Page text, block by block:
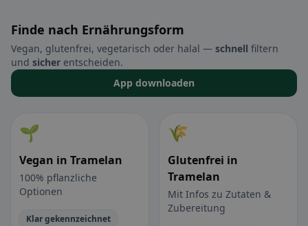
Finde nach Ernährungsform
Vegan, glutenfrei, vegetarisch oder halal — schnell filtern
und sicher entscheiden.
App downloaden
🌱
Vegan in Tramelan
100% pflanzliche
Optionen
Klar gekennzeichnet
🌾
Glutenfrei in
Tramelan
Mit Infos zu Zutaten &
Zubereitung